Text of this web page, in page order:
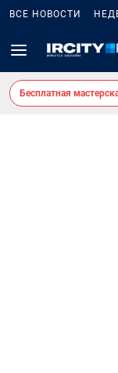
ВСЕ НОВОСТИ
Бесплатная